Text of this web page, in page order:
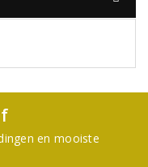
en mooiste